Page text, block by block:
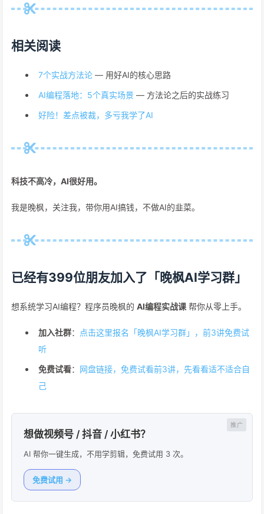
相关阅读
7个实战方法论 — 用好AI的核心思路
AI编程落地：5个真实场景 — 方法论之后的实战练习
好险！差点被裁，多亏我学了AI
科技不高冷，AI很好用。
我是晚枫，关注我，带你用AI搞钱，不做AI的韭菜。
已经有399位朋友加入了「晚枫AI学习群」
想系统学习AI编程？程序员晚枫的 AI编程实战课 帮你从零上手。
加入社群：
点击这里报名「晚枫AI学习群」，前3讲免费试
听
免费试看： 网盘链接，免费试看前3讲，先看看适不适合自
己
想做视频号 / 抖音 / 小红书？
AI 帮你一键生成，不用学剪辑，免费试用 3 次。
免费试用 →